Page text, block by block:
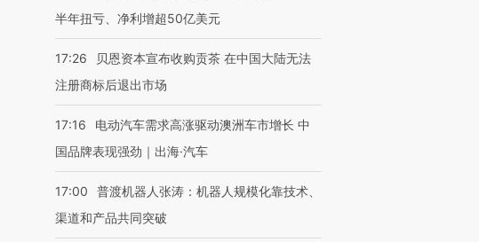
半年扭亏、净利增超50亿美元
17:26
贝恩资本宣布收购贡茶 在中国大陆无法
注册商标后退出市场
17:16
电动汽车需求高涨驱动澳洲车市增长 中
国品牌表现强劲｜出海·汽车
17:00
普渡机器人张涛：机器人规模化靠技术、
渠道和产品共同突破